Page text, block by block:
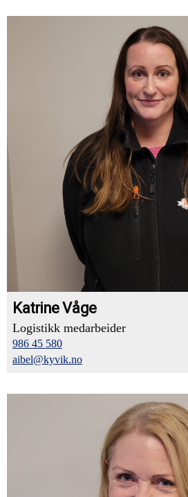
Katrine Våge
Logistikk medarbeider
986 45 580
aibel@kyvik.no